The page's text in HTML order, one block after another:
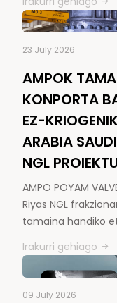
23 July 2026
AMPOK
KONPORTA
EZ-
ARABIA
NGL
AMPO POYAM
Riyas NGL
tamaina handiko
Irakurri gehiago
09 July 2026